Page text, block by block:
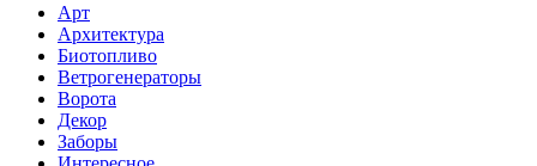
Арт
Архитектура
Биотопливо
Ветрогенераторы
Ворота
Декор
Заборы